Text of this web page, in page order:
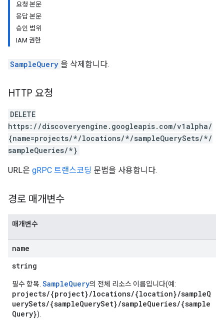
요청 본문
응답 본문
승인 범위
IAM 권한
SampleQuery 을 삭제합니다.
HTTP 요청
DELETE
https://discoveryengine.googleapis.com/v1alpha/
{name=projects/*/locations/*/sampleQuerySets/*/
sampleQueries/*}
URL은 gRPC 트랜스코딩 문법을 사용합니다.
경로 매개변수
매개변수
name
string
필수 항목. SampleQuery의 전체 리소스 이름입니다(예:
projects/{project}/locations/{location}/sampleQ
uerySets/{sampleQuerySet}/sampleQueries/{sample
Query}).